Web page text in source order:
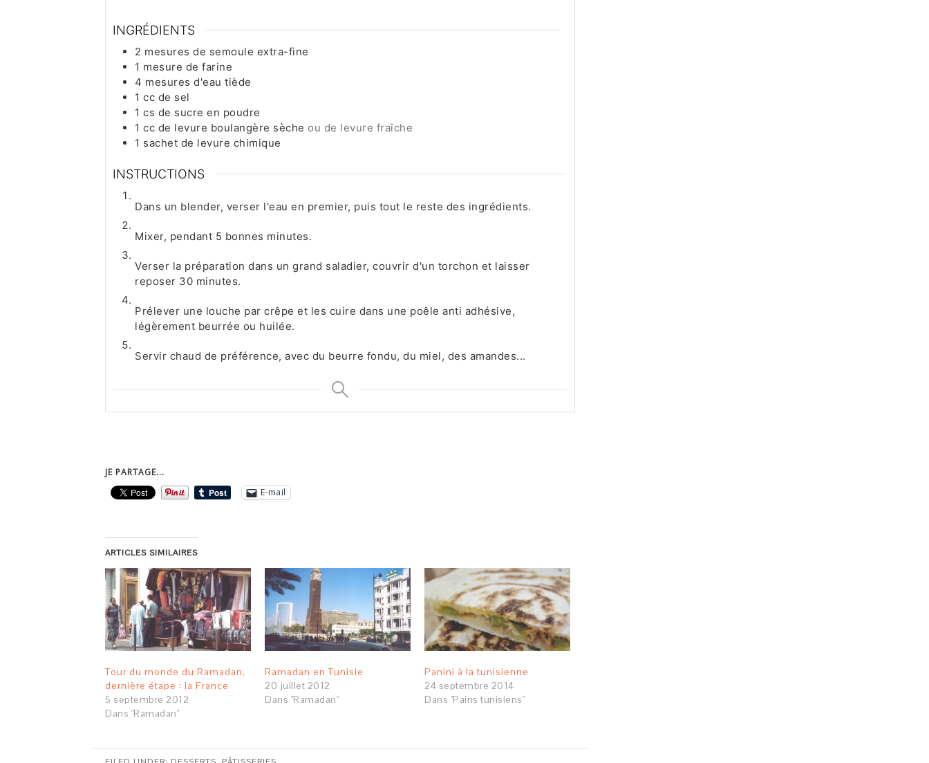
INGRÉDIENTS
2 mesures de semoule extra-fine
1 mesure de farine
4 mesures d'eau tiède
1 cc de sel
1 cs de sucre en poudre
1 cc de levure boulangère sèche ou de levure fraîche
1 sachet de levure chimique
INSTRUCTIONS
Dans un blender, verser l'eau en premier, puis tout le reste des ingrédients.
Mixer, pendant 5 bonnes minutes.
Verser la préparation dans un grand saladier, couvrir d'un torchon et laisser
reposer 30 minutes.
Prélever une louche par crêpe et les cuire dans une poêle anti adhésive,
légèrement beurrée ou huilée.
Servir chaud de préférence, avec du beurre fondu, du miel, des amandes...
JE PARTAGE...
E-mail
ARTICLES SIMILAIRES
Tour du monde du Ramadan,
dernière étape : la France
5 septembre 2012
Dans "Ramadan"
Ramadan en Tunisie
20 juillet 2012
Dans "Ramadan"
Panini à la tunisienne
24 septembre 2014
Dans "Pains tunisiens"